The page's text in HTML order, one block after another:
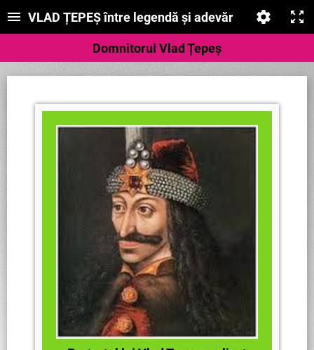
VLAD ȚEPEȘ între legendă și adevăr
Domnitorul Vlad Țepeș